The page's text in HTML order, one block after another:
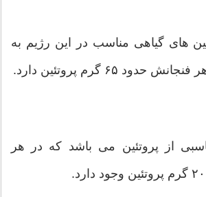
های گیاهی مناسب در این رژیم به
۶۵ گرم پروتئین دارد.
از پروتئین می باشد که در هر